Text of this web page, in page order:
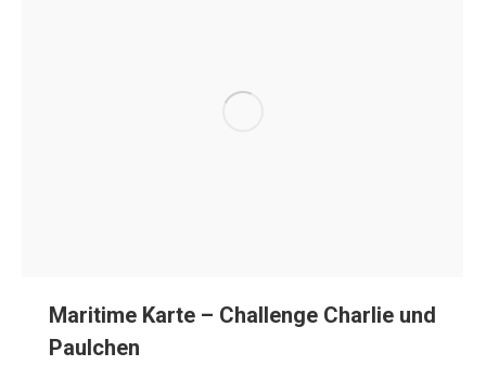
Maritime Karte – Challenge Charlie und
Paulchen